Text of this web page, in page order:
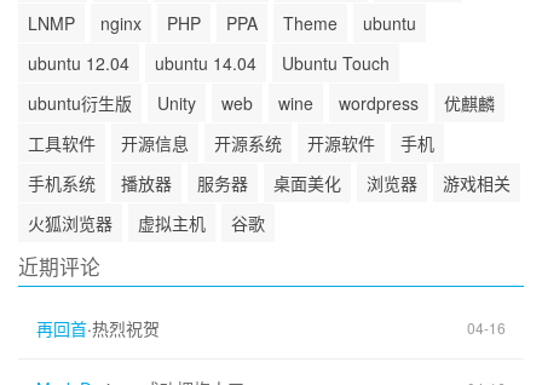
LNMP
nginx PHP PPA Theme
ubuntu
ubuntu 12.04
ubuntu 14.04
Ubuntu Touch
ubuntu衍生版
Unity web wine wordpress
优麒麟
工具软件
开源信息 开源系统 开源软件
手机
手机系统
播放器 服务器 桌面美化 浏览器
游戏相关
火狐浏览器
虚拟主机 谷歌
近期评论
再回首·热烈祝贺 04-16